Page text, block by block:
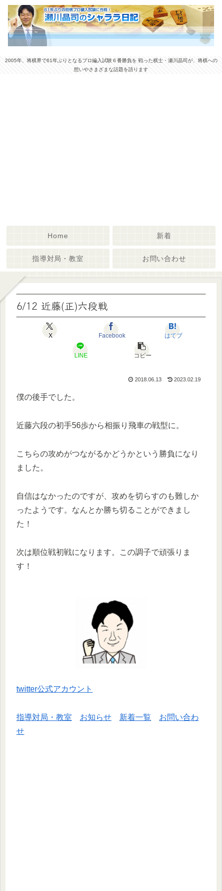
2005年、将棋界で61年ぶりとなるプロ編入試験６番勝負を 戦った棋士・瀬川晶司が、将棋への
想いやさまざまな話題を語ります
Home 新着
指導対局・教室 お問い合わせ
6/12 近藤(正)六段戦
X Facebook はてブ
LINE コピー
2018.06.13 2023.02.19
僕の後手でした。
近藤六段の初手56歩から相振り飛車の戦型に。
こちらの攻めがつながるかどうかという勝負になり
ました。
自信はなかったのですが、攻めを切らすのも難しか
ったようです。なんとか勝ち切ることができまし
た！
次は順位戦初戦になります。この調子で頑張りま
す！
twitter公式アカウント
指導対局・教室 お知らせ 新着一覧
お問い合わ
せ